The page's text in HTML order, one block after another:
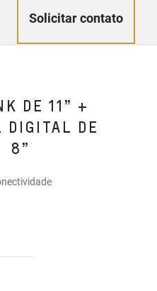
Solicitar contato
DE 11” +
DIGITAL DE
8”